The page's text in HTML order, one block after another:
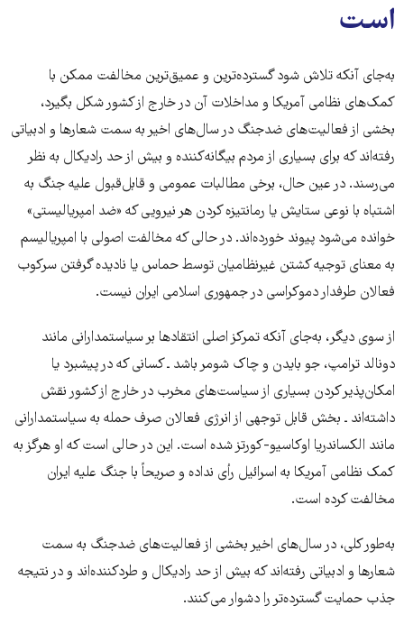
است
به‌جای آنکه تلاش شود گسترده‌ترین و عمیق‌ترین مخالفت ممکن با
کمک‌های نظامی آمریکا و مداخلات آن در خارج از کشور شکل بگیرد،
بخشی از فعالیت‌های ضدجنگ در سال‌های اخیر به سمت شعارها و ادبیاتی
رفته‌اند که برای بسیاری از مردم بیگانه‌کننده و بیش از حد رادیکال به نظر
می‌رسند. در عین حال، برخی مطالبات عمومی و قابل‌قبول علیه جنگ به
اشتباه با نوعی ستایش یا رمانتیزه کردن هر نیرویی که «ضد امپریالیستی»
خوانده می‌شود پیوند خورده‌اند. در حالی که مخالفت اصولی با امپریالیسم
به معنای توجیه کشتن غیرنظامیان توسط حماس یا نادیده گرفتن سرکوب
فعالان طرفدار دموکراسی در جمهوری اسلامی ایران نیست.
از سوی دیگر، به‌جای آنکه تمرکز اصلی انتقادها بر سیاستمدارانی مانند
دونالد ترامپ، جو بایدن و چاک شومر باشد ـ کسانی که در پیشبرد یا
امکان‌پذیر کردن بسیاری از سیاست‌های مخرب در خارج از کشور نقش
داشته‌اند ـ بخش قابل توجهی از انرژی فعالان صرف حمله به سیاستمدارانی
مانند الکساندریا اوکاسیو-کورتز شده است. این در حالی است که او هرگز به
کمک نظامی آمریکا به اسرائیل رأی نداده و صریحاً با جنگ علیه ایران
مخالفت کرده است.
به‌طور کلی، در سال‌های اخیر بخشی از فعالیت‌های ضدجنگ به سمت
شعارها و ادبیاتی رفته‌اند که بیش از حد رادیکال و طردکننده‌اند و در نتیجه
جذب حمایت گسترده‌تر را دشوار می‌کنند.